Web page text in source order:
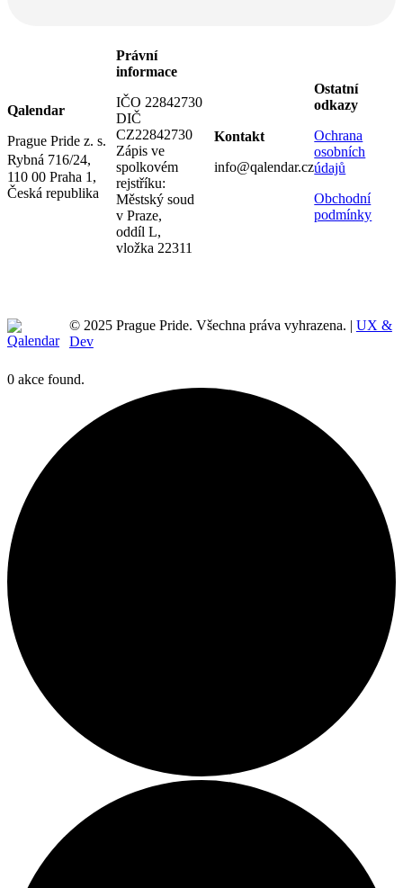
Qalendar
Prague Pride z. s.
Rybná 716/24,
110 00 Praha 1,
Česká republika
Právní
informace
IČO 22842730
DIČ
CZ22842730
Zápis ve
spolkovém
rejstříku:
Městský soud
v Praze,
oddíl L,
vložka 22311
Kontakt
info@qalendar.cz
Ostatní
odkazy
Ochrana
osobních
údajů
Obchodní
podmínky
© 2025 Prague Pride. Všechna práva vyhrazena. | UX &
Dev
0 akce found.